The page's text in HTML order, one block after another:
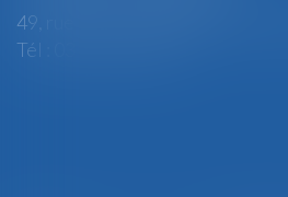
49, rue Thiers - 88100 SAINT-
Tél : 03 29 56 15 98